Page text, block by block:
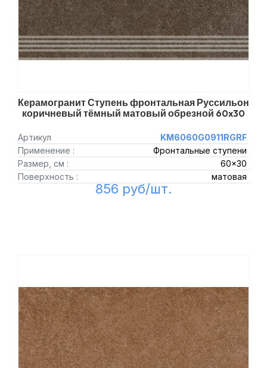
Керамогранит Ступень фронтальная Руссильон
коричневый тёмный матовый обрезной 60x30
Артикул
KM6060G0911RGRF
Применение :
Фронтальные ступени
Размер, см :
60x30
Поверхность :
матовая
856 руб/шт.